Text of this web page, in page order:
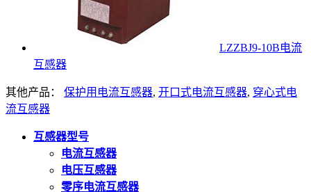
LZZBJ9-10B电流
互感器
其他产品： 保护用电流互感器, 开口式电流互感器, 穿心式电
流互感器
互感器型号
电流互感器
电压互感器
零序电流互感器